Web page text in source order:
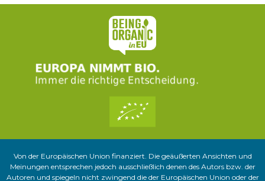
Von der Europäischen Union finanziert. Die geäußerten Ansichten und
Meinungen entsprechen jedoch ausschließlich denen des Autors bzw. der
Autoren und spiegeln nicht zwingend die der Europäischen Union oder der